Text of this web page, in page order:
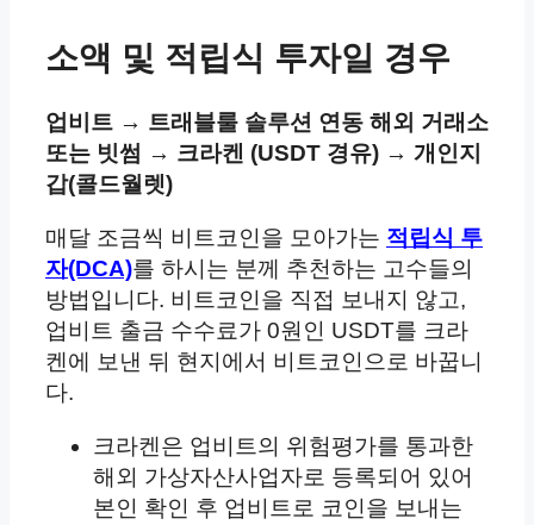
소액 및 적립식 투자일 경우
업비트 → 트래블룰 솔루션 연동 해외 거래소
또는 빗썸 → 크라켄 (USDT 경유) → 개인지
갑(콜드월렛)
매달 조금씩 비트코인을 모아가는 적립식 투
자(DCA)를 하시는 분께 추천하는 고수들의
방법입니다. 비트코인을 직접 보내지 않고,
업비트 출금 수수료가 0원인 USDT를 크라
켄에 보낸 뒤 현지에서 비트코인으로 바꿉니
다.
크라켄은 업비트의 위험평가를 통과한
해외 가상자산사업자로 등록되어 있어
본인 확인 후 업비트로 코인을 보내는